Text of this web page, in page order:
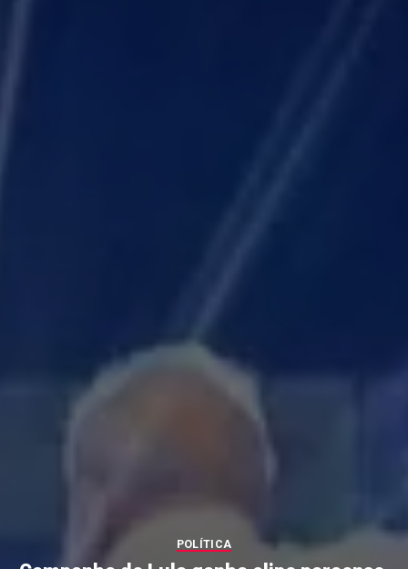
POLÍTICA